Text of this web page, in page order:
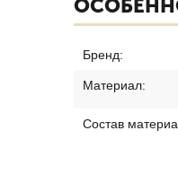
Бренд:
Материал:
Состав